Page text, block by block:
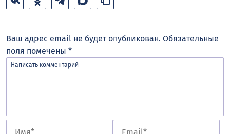
Ваш адрес email не будет опубликован. Обязательные
поля помечены *